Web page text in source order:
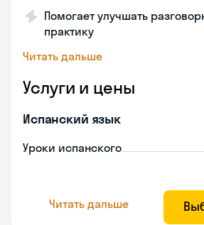
Помогает улучшать
практику
Читать дальше
Услуги и цены
Испанский язык
Уроки испанского
Читать дальше